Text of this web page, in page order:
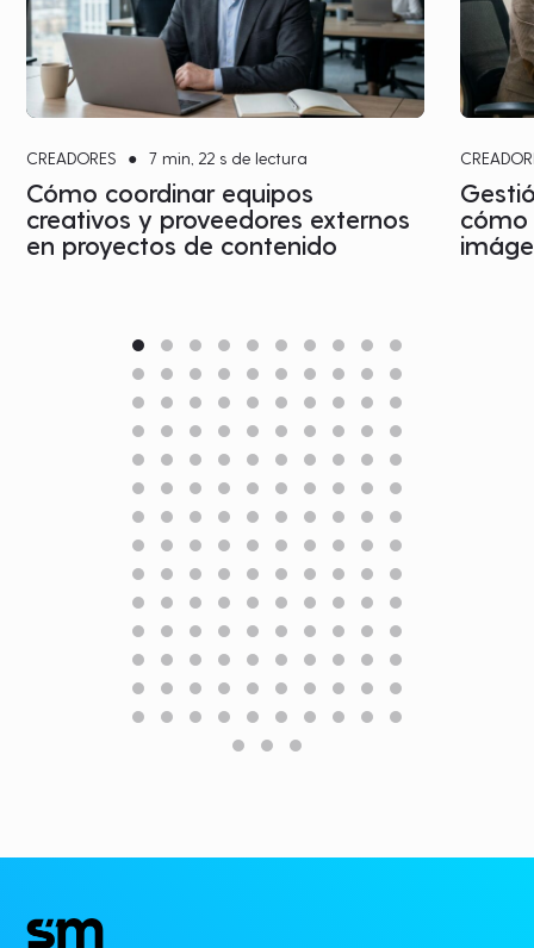
CREADORES ● 7 min, 22 s de lectura
Cómo coordinar equipos
creativos y proveedores externos
en proyectos de contenido
cómo